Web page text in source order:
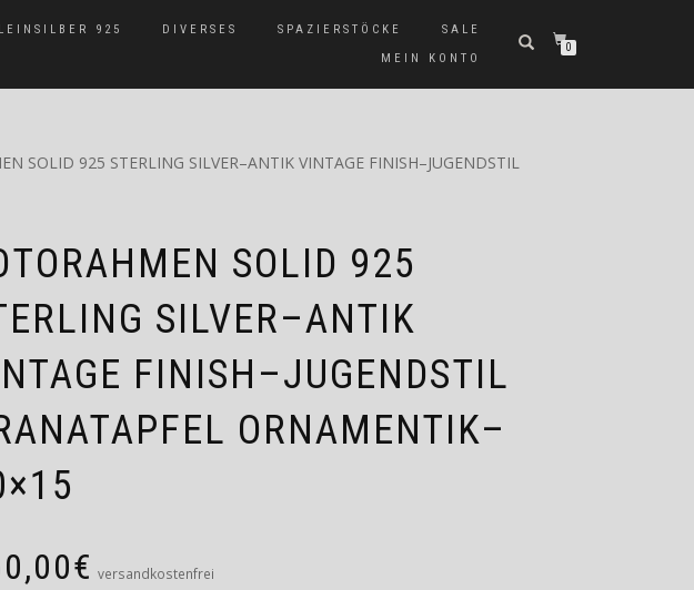
925 DIVERSES SPAZIERSTÖCKE
SALE
MEIN KONTO
0
SOLID 925 STERLING SILVER–ANTIK VINTAGE FINISH–JUGENDSTIL
SOLID 925
SILVER–ANTIK
FINISH–JUGENDSTIL
ORNAMENTIK–
€ versandkostenfrei